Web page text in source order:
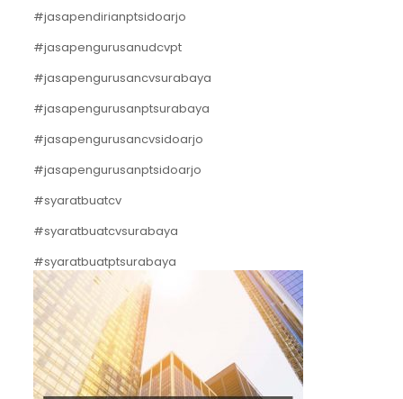
#jasapendirianptsidoarjo
#jasapengurusanudcvpt
#jasapengurusancvsurabaya
#jasapengurusanptsurabaya
#jasapengurusancvsidoarjo
#jasapengurusanptsidoarjo
#syaratbuatcv
#syaratbuatcvsurabaya
#syaratbuatptsurabaya